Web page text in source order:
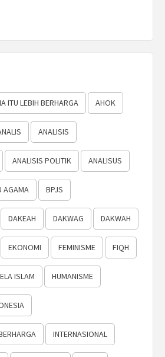
ITU LEBIH BERHARGA AHOK
ANALISIS
ANALISIS POLITIK ANALISUS
AGAMA BPJS
DAKEAH DAKWAG DAKWAH
EKONOMI FEMINISME FIQH
ISLAM HUMANISME
INTERNASIONAL